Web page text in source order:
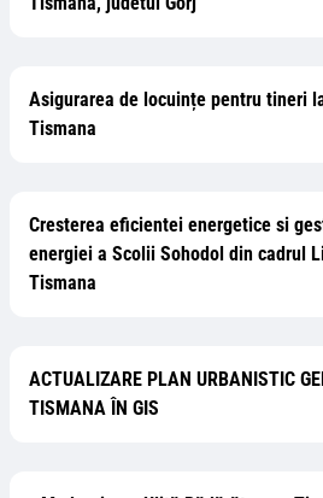
Asigurarea de locuințe pentru tineri
Tismana
Cresterea eficientei energetice si
energiei a Scolii Sohodol din cadrul
Tismana
ACTUALIZARE PLAN URBANISTIC
TISMANA ÎN GIS